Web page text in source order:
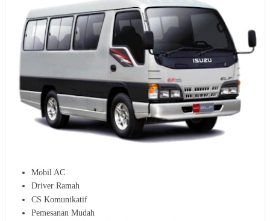
Mobil AC
Driver Ramah
CS Komunikatif
Pemesanan Mudah